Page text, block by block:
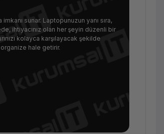
sunar. Laptopunuzun yanı sıra,
ihtiyacınız olan her şeyin düzenli bir
kolayca karşılayacak şekilde
organize hale getirir.